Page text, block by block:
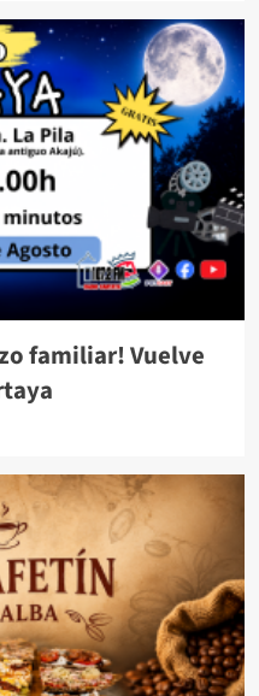
familiar! Vuelve